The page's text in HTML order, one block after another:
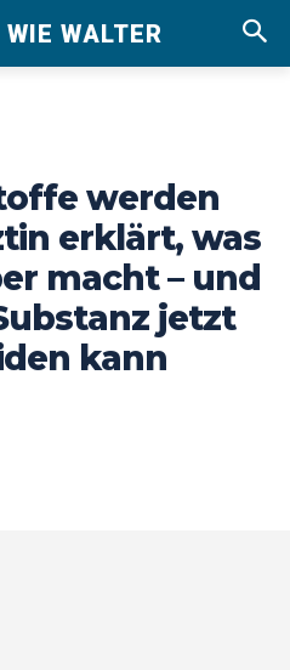
WALTER
werden
erklärt, was
macht – und
jetzt
kann